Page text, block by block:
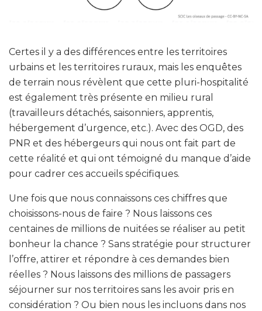
Certes il y a des différences entre les territoires
urbains et les territoires ruraux, mais les enquêtes
de terrain nous révèlent que cette pluri-hospitalité
est également très présente en milieu rural
(travailleurs détachés, saisonniers, apprentis,
hébergement d’urgence, etc.). Avec des OGD, des
PNR et des hébergeurs qui nous ont fait part de
cette réalité et qui ont témoigné du manque d’aide
pour cadrer ces accueils spécifiques.
Une fois que nous connaissons ces chiffres que
choisissons-nous de faire ? Nous laissons ces
centaines de millions de nuitées se réaliser au petit
bonheur la chance ? Sans stratégie pour structurer
l’offre, attirer et répondre à ces demandes bien
réelles ? Nous laissons des millions de passagers
séjourner sur nos territoires sans les avoir pris en
considération ? Ou bien nous les incluons dans nos